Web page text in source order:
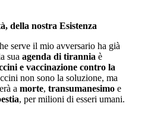
della nostra Esistenza
serve il mio avversario ha già
sua agenda di tirannia è
e vaccinazione contro la
non sono la soluzione, ma
a morte, transumanesimo e
, per milioni di esseri umani.